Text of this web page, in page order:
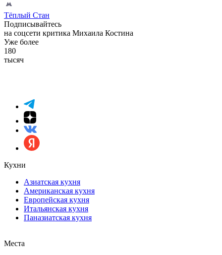
Тёплый Стан
Подписывайтесь
на соцсети критика Михаила Костина
Уже более
180
тысяч
Кухни
Азиатская кухня
Американская кухня
Европейская кухня
Итальянская кухня
Паназиатская кухня
Места